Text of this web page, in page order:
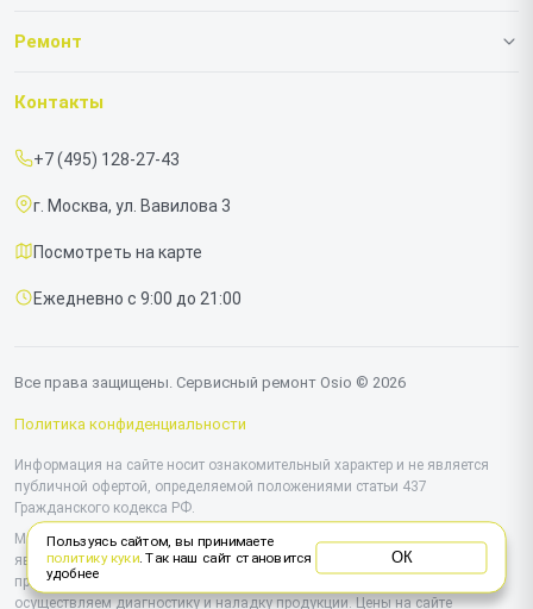
О нашем сервисе
Срочный ремонт
Доставка и способы оплаты
Диагностика
Контакты
Ремонт
Ноутбуков
Контакты
+7 (495) 128-27-43
г. Москва, ул. Вавилова 3
Посмотреть на карте
Ежедневно с 9:00 до 21:00
Все права защищены. Сервисный ремонт Osio © 2026
Политика конфиденциальности
Информация на сайте носит ознакомительный характер и не является
публичной офертой, определяемой положениями статьи 437
Гражданского кодекса РФ.
Мы специализируемся на обслуживании и ремонте техники Osio, но не
являемся их официальным представителем. Предоставляем
профессиональные услуги после истечения гарантии, а также
осуществляем диагностику и наладку продукции. Цены на сайте
Пользуясь сайтом, вы принимаете
политику куки. Так наш сайт становится
удобнее
ОК